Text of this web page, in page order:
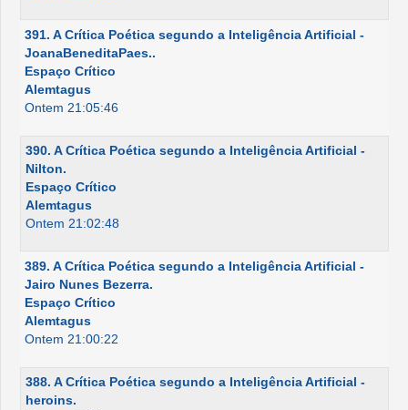
391. A Crítica Poética segundo a Inteligência Artificial -
JoanaBeneditaPaes..
Espaço Crítico
Alemtagus
Ontem 21:05:46
390. A Crítica Poética segundo a Inteligência Artificial -
Nilton.
Espaço Crítico
Alemtagus
Ontem 21:02:48
389. A Crítica Poética segundo a Inteligência Artificial -
Jairo Nunes Bezerra.
Espaço Crítico
Alemtagus
Ontem 21:00:22
388. A Crítica Poética segundo a Inteligência Artificial -
heroins.